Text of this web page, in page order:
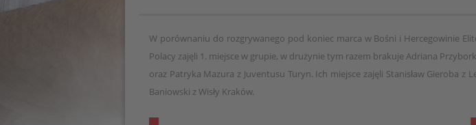
W porównaniu do rozgrywanego pod koniec marca w Bośni i Hercegowinie
Polacy zajęli 1. miejsce w grupie, w drużynie tym razem brakuje Adriana
oraz Patryka Mazura z Juventusu Turyn. Ich miejsce zajęli Stanisław Gieroba z
Baniowski z Wisły Kraków.